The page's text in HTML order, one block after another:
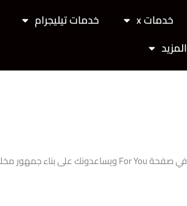
خدمات x خدمات تيليجرام
المزيد